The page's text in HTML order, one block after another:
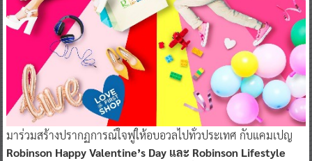
มาร่วมสร้างปรากฏการณ์ใจฟูให้อบอวลไปทั่วประเทศ กับแคมเปญ
Robinson Happy Valentine’s Day และ Robinson Lifestyle